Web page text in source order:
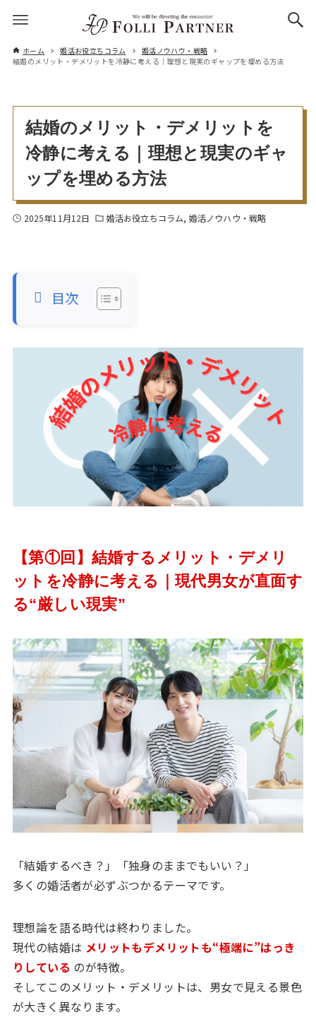
ホーム 婚活お役立ちコラム
婚活ノウハウ・戦略
結婚のメリット・デメリットを冷静に考える｜理想と現実のギャップを埋める方法
結婚のメリット・デメリットを
冷静に考える｜理想と現実のギャ
ップを埋める方法
2025年11月12日 婚活お役立ちコラム 婚活ノウハウ・戦略
目次
【第①回】結婚するメリット・デメリ
ットを冷静に考える｜現代男女が直面す
る“厳しい現実”
「結婚するべき？」「独身のままでもいい？」
多くの婚活者が必ずぶつかるテーマです。
理想論を語る時代は終わりました。
現代の結婚は メリットもデメリットも“極端に”はっき
りしている のが特徴。
そしてこのメリット・デメリットは、男女で見える景色
が大きく異なります。